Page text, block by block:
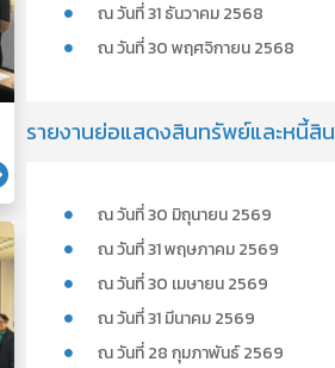
ณ วันที่ 31 ธันวาคม 2568
ณ วันที่ 30 พฤศจิกายน 2568
รายงานย่อแสดงสินทรัพย์และหนี้สิน
ณ วันที่ 30 มิถุนายน 2569
ณ วันที่ 31 พฤษภาคม 2569
ณ วันที่ 30 เมษายน 2569
ณ วันที่ 31 มีนาคม 2569
ณ วันที่ 28 กุมภาพันธ์ 2569